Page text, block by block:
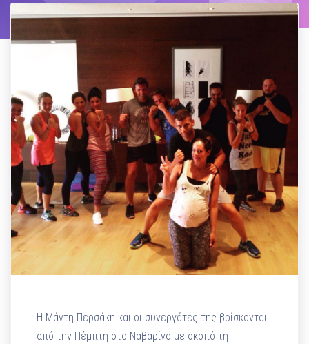
Η Μάντη Περσάκη και οι συνεργάτες της βρίσκονται
από την Πέμπτη στο Ναβαρίνο με σκοπό τη